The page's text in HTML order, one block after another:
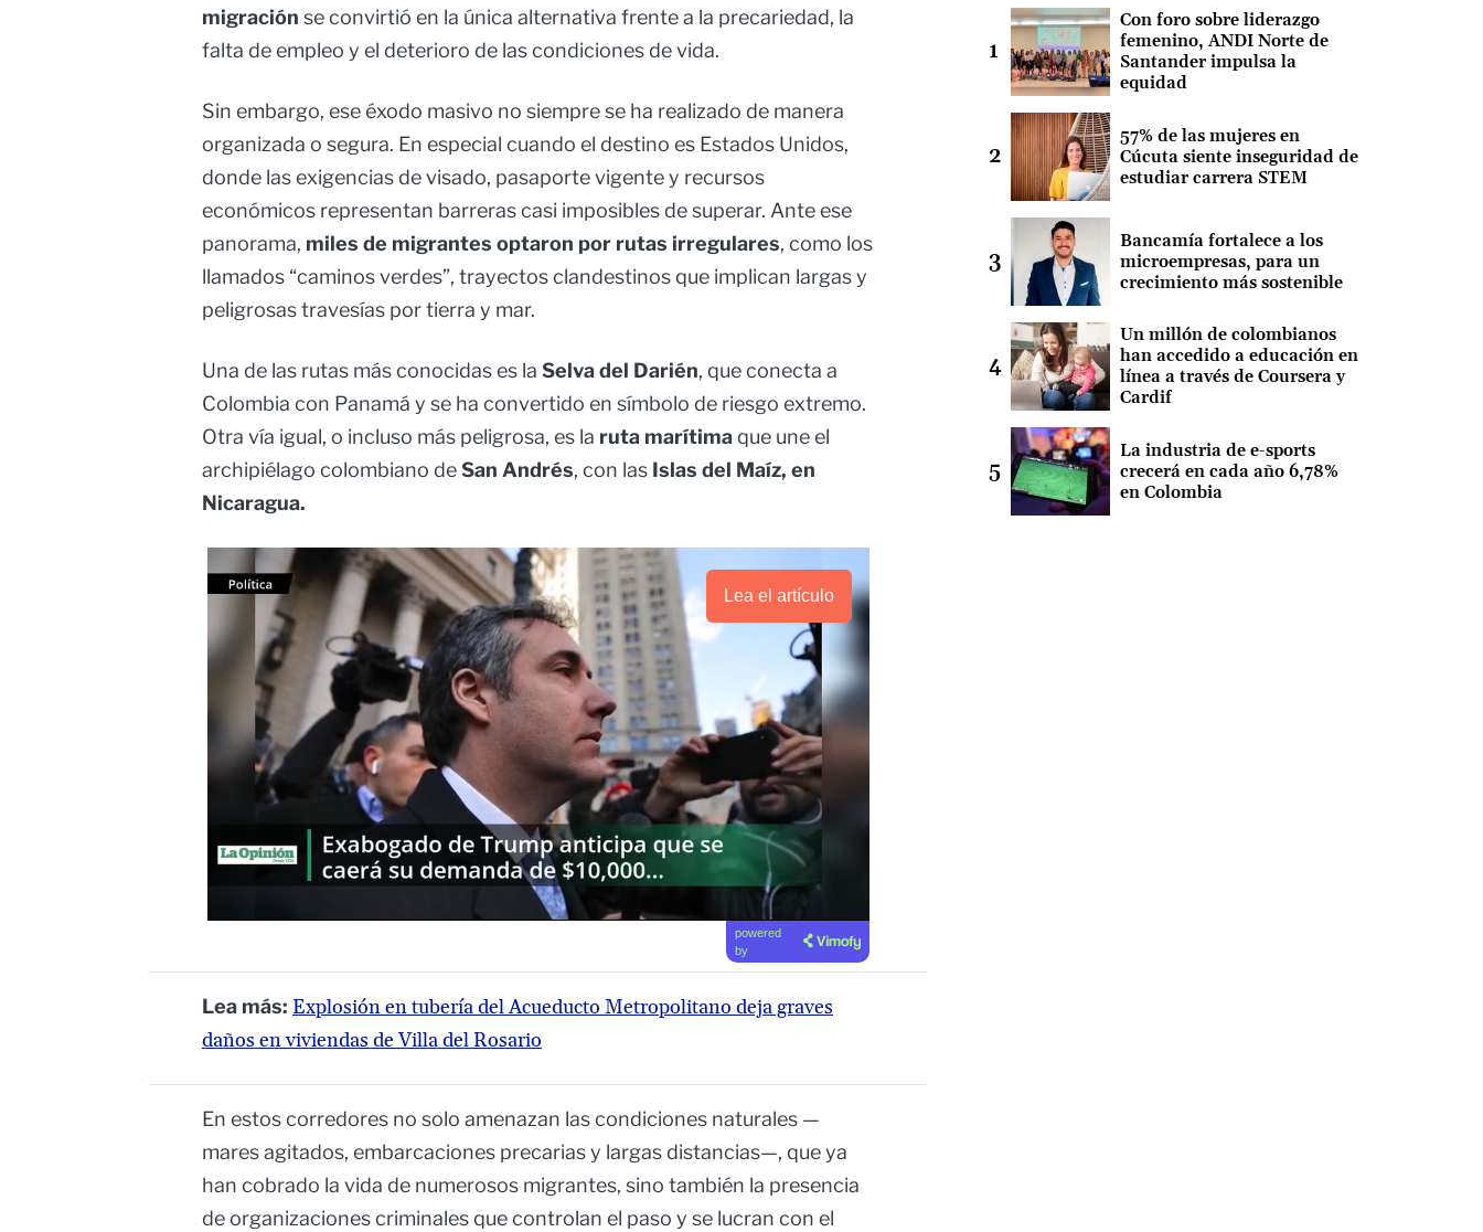
migración se convirtió en la única alternativa frente a la precariedad, la
falta de empleo y el deterioro de las condiciones de vida.
Sin embargo, ese éxodo masivo no siempre se ha realizado de manera
organizada o segura. En especial cuando el destino es Estados Unidos,
donde las exigencias de visado, pasaporte vigente y recursos
económicos representan barreras casi imposibles de superar. Ante ese
panorama, miles de migrantes optaron por rutas irregulares, como los
llamados “caminos verdes”, trayectos clandestinos que implican largas y
peligrosas travesías por tierra y mar.
Una de las rutas más conocidas es la Selva del Darién, que conecta a
Colombia con Panamá y se ha convertido en símbolo de riesgo extremo.
Otra vía igual, o incluso más peligrosa, es la ruta marítima que une el
archipiélago colombiano deSan Andrés, con las Islas del Maíz, en
Nicaragua.
Lea el artículo
powered
by
Lea más: Explosión en tubería del Acueducto Metropolitano deja graves
daños en viviendas de Villa del Rosario
En estos corredores no solo amenazan las condiciones naturales —
mares agitados, embarcaciones precarias y largas distancias—, que ya
han cobrado la vida de numerosos migrantes, sino también la presencia
de organizaciones criminales que controlan el paso y se lucran con el
Con foro sobre liderazgo
femenino, ANDI Norte de
Santander impulsa la
equidad
57% de las mujeres en
Cúcuta siente inseguridad de
estudiar carrera STEM
Bancamía fortalece a los
microempresas, para un
crecimiento más sostenible
Un millón de colombianos
han accedido a educación en
línea a través de Coursera y
Cardif
La industria de e-sports
crecerá en cada año 6,78%
en Colombia